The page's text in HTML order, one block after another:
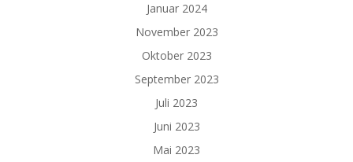
Januar 2024
November 2023
Oktober 2023
September 2023
Juli 2023
Juni 2023
Mai 2023